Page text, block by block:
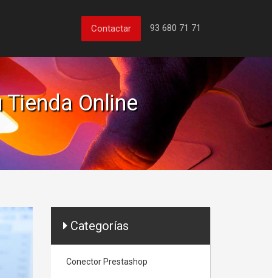
Contactar 93 680 71 71
Online
Categorías
Conector Prestashop